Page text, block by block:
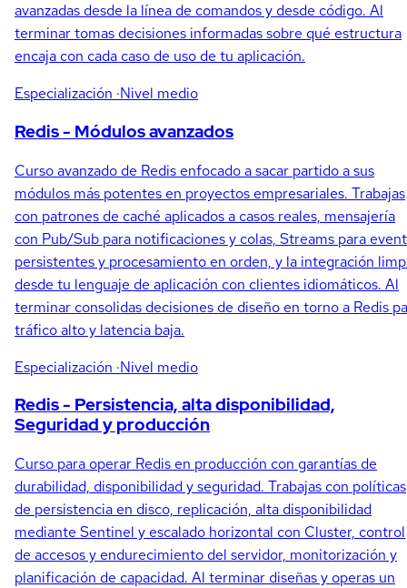
avanzadas desde la línea de comandos y desde código. Al
terminar tomas decisiones informadas sobre qué estructura
encaja con cada caso de uso de tu aplicación.
Especialización ·Nivel medio
Redis - Módulos avanzados
Curso avanzado de Redis enfocado a sacar partido a sus
módulos más potentes en proyectos empresariales. Trabajas
con patrones de caché aplicados a casos reales, mensajería
con Pub/Sub para notificaciones y colas, Streams para
persistentes y procesamiento en orden, y la integración
desde tu lenguaje de aplicación con clientes idiomáticos. Al
terminar consolidas decisiones de diseño en torno a Redis
tráfico alto y latencia baja.
Especialización ·Nivel medio
Redis - Persistencia, alta disponibilidad,
Seguridad y producción
Curso para operar Redis en producción con garantías de
durabilidad, disponibilidad y seguridad. Trabajas con políticas
de persistencia en disco, replicación, alta disponibilidad
mediante Sentinel y escalado horizontal con Cluster, control
de accesos y endurecimiento del servidor, monitorización y
planificación de capacidad. Al terminar diseñas y operas un